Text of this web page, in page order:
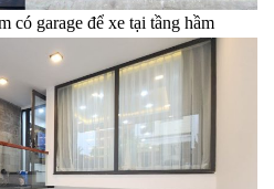
có garage để xe tại tầng hầm